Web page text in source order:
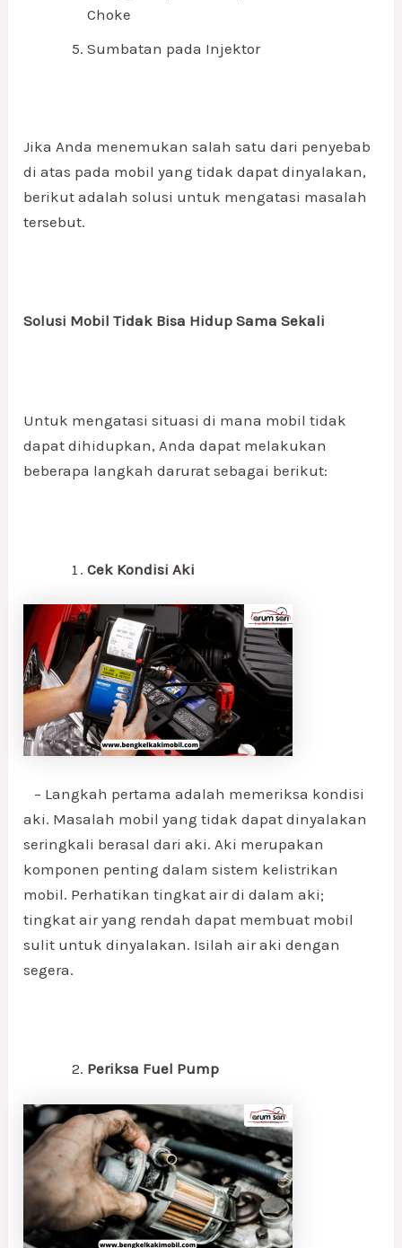
Choke
Sumbatan pada Injektor
Jika Anda menemukan salah satu dari penyebab
di atas pada mobil yang tidak dapat dinyalakan,
berikut adalah solusi untuk mengatasi masalah
tersebut.
Solusi Mobil Tidak Bisa Hidup Sama Sekali
Untuk mengatasi situasi di mana mobil tidak
dapat dihidupkan, Anda dapat melakukan
beberapa langkah darurat sebagai berikut:
Cek Kondisi Aki
– Langkah pertama adalah memeriksa kondisi
aki. Masalah mobil yang tidak dapat dinyalakan
seringkali berasal dari aki. Aki merupakan
komponen penting dalam sistem kelistrikan
mobil. Perhatikan tingkat air di dalam aki;
tingkat air yang rendah dapat membuat mobil
sulit untuk dinyalakan. Isilah air aki dengan
segera.
Periksa Fuel Pump